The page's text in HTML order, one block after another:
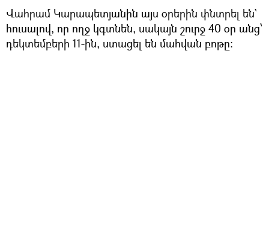
Վահրամ Կարապետյանին այս օրերին փնտրել են`
հուսալով, որ ողջ կգտնեն, սակայն շուրջ 40 օր անց՝
դեկտեմբերի 11-ին, ստացել են մահվան բոթը։